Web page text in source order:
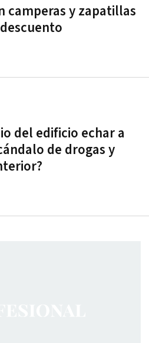
camperas y zapatillas
del edificio echar a
de drogas y